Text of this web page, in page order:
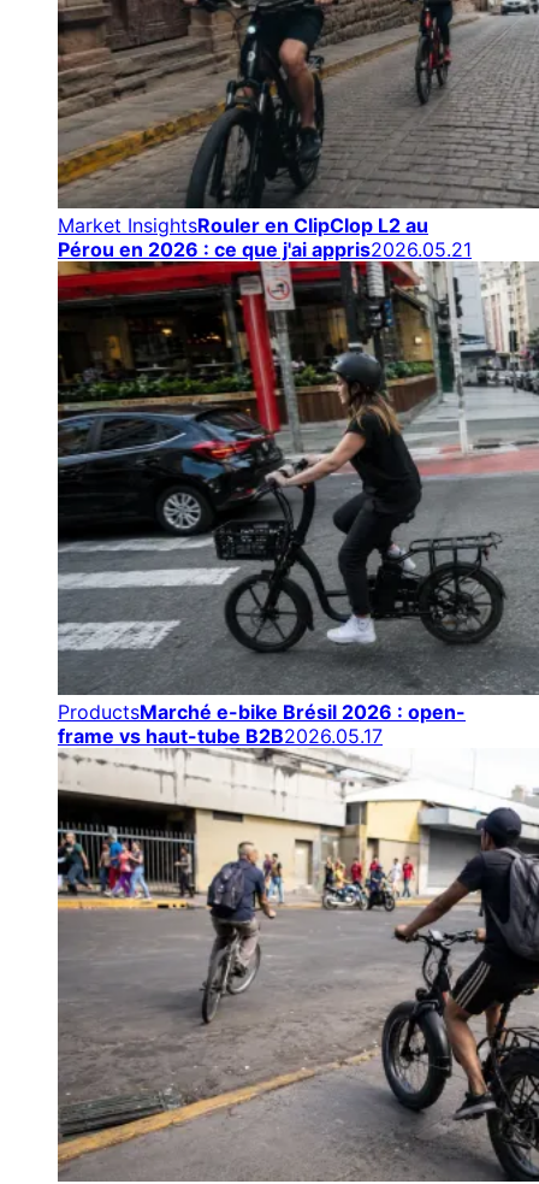
Market InsightsRouler en ClipClop L2 au
Pérou en 2026 : ce que j'ai appris2026.05.21
ProductsMarché e-bike Brésil 2026 : open-
frame vs haut-tube B2B2026.05.17